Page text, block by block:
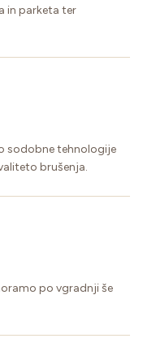
in parketa ter
sodobne tehnologije
brušenja.
po vgradnji še